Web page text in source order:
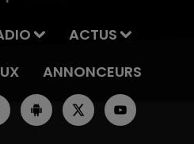
ACTUS
ANNONCEURS